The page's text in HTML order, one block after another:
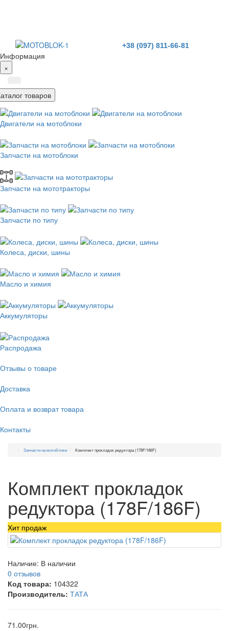
+38 (097) 811-66-81
Информация
×
товаров
Двигатели на мотоблоки
Запчасти на мотоблоки
Запчасти на мототракторы
Запчасти по типу
Колеса, диски, шины
Масло и химия
Аккумуляторы
Распродажа
Отзывы о товаре
Доставка
Оплата и возврат товара
Контакты
Запчасти на мотоблоки Комплект прокладок редуктора (178F/186F)
Комплект прокладок
редуктора (178F/186F)
Хит продаж
Наличие: В наличии
0 отзывов
Код товара: 104322
Производитель: ТАТА
71.00грн.